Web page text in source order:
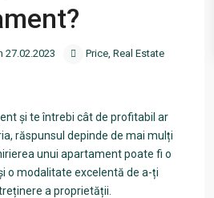
27.02.2023 Price, Real Estate
și te întrebi cât de profitabil ar
răspunsul depinde de mai mulți
unui apartament poate fi o
o modalitate excelentă de a-ți
a proprietății.